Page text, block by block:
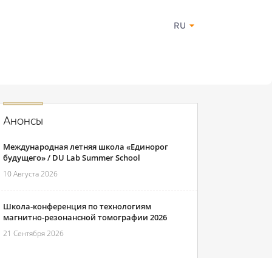
RU
Анонсы
Международная летняя школа «Единорог
будущего» / DU Lab Summer School
10 Августа 2026
Школа-конференция по технологиям
магнитно-резонансной томографии 2026
21 Сентября 2026